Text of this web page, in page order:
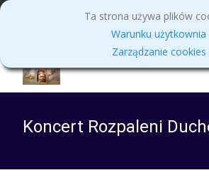
Koncert Rozpaleni
Ta strona używa plików
Warunku użytkownia
Zarządzanie cookies